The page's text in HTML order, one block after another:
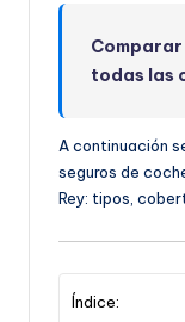
todas las
A continuación
seguros de
Rey: tipos,
Índice: